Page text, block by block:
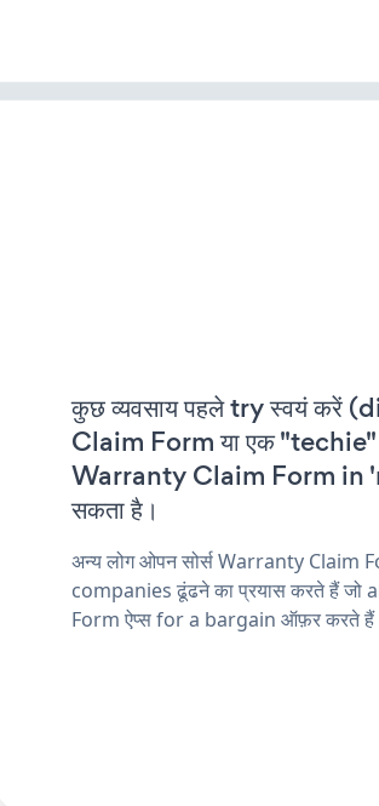
कुछ व्यवसाय पहले try स्वयं करें
Claim Form या एक "techie"
Warranty Claim Form in
सकता है।
अन्य लोग ओपन सोर्स Warranty Claim
companies ढूंढने का प्रयास करते हैं
Form ऐप्स for a bargain ऑफ़र करते